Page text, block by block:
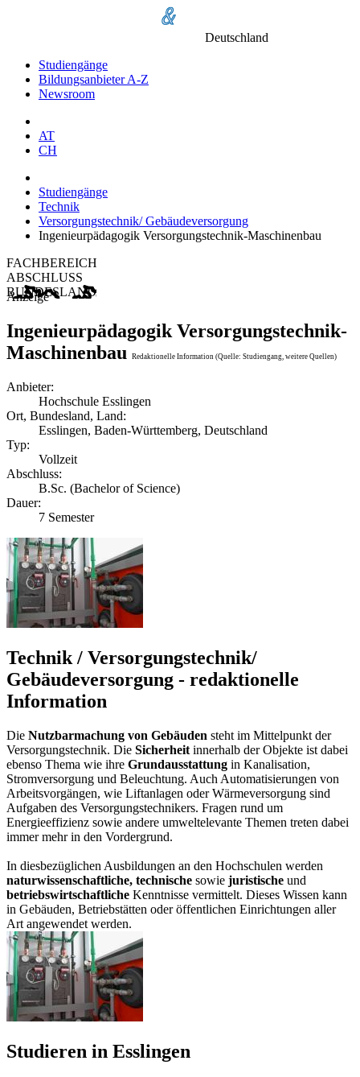
Deutschland
Studiengänge
Bildungsanbieter A-Z
Newsroom
AT
CH
Studiengänge
Technik
Versorgungstechnik/ Gebäudeversorgung
Ingenieurpädagogik Versorgungstechnik-Maschinenbau
FACHBEREICH
ABSCHLUSS
BUNDESLAND
Anzeige
Ingenieurpädagogik Versorgungstechnik-
Maschinenbau
Redaktionelle Information (Quelle: Studiengang, weitere Quellen)
Anbieter:
Hochschule Esslingen
Ort, Bundesland, Land:
Esslingen, Baden-Württemberg, Deutschland
Typ:
Vollzeit
Abschluss:
B.Sc. (Bachelor of Science)
Dauer:
7 Semester
Technik / Versorgungstechnik/
Gebäudeversorgung - redaktionelle
Information
Die Nutzbarmachung von Gebäuden steht im Mittelpunkt der
Versorgungstechnik. Die Sicherheit innerhalb der Objekte ist dabei
ebenso Thema wie ihre Grundausstattung in Kanalisation,
Stromversorgung und Beleuchtung. Auch Automatisierungen von
Arbeitsvorgängen, wie Liftanlagen oder Wärmeversorgung sind
Aufgaben des Versorgungstechnikers. Fragen rund um
Energieeffizienz sowie andere umweltelevante Themen treten dabei
immer mehr in den Vordergrund.
In diesbezüglichen Ausbildungen an den Hochschulen werden
naturwissenschaftliche, technische sowie juristische und
betriebswirtschaftliche Kenntnisse vermittelt. Dieses Wissen kann
in Gebäuden, Betriebstätten oder öffentlichen Einrichtungen aller
Art angewendet werden.
Studieren in Esslingen